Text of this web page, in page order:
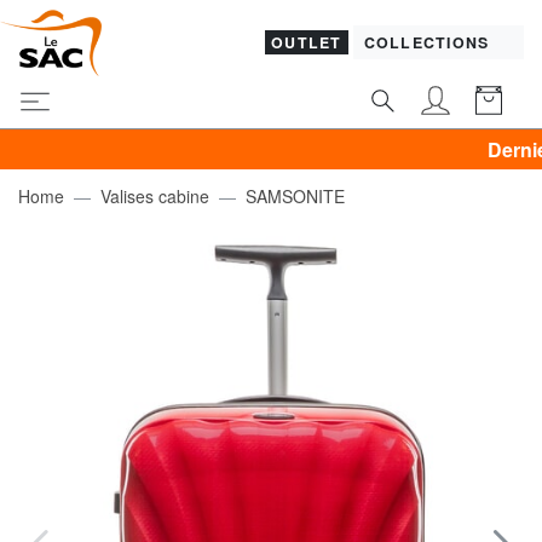
OUTLET COLLECTIONS
Dernier jour
Home Valises cabine SAMSONITE